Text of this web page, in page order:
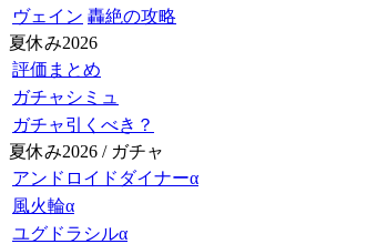
ヴェイン 轟絶の攻略
夏休み2026
評価まとめ
ガチャシミュ
ガチャ引くべき？
夏休み2026 / ガチャ
アンドロイドダイナーα
風火輪α
ユグドラシルα